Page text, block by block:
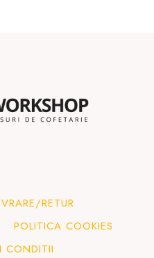
RETUR
POLITICA COOKIES
CONDITII